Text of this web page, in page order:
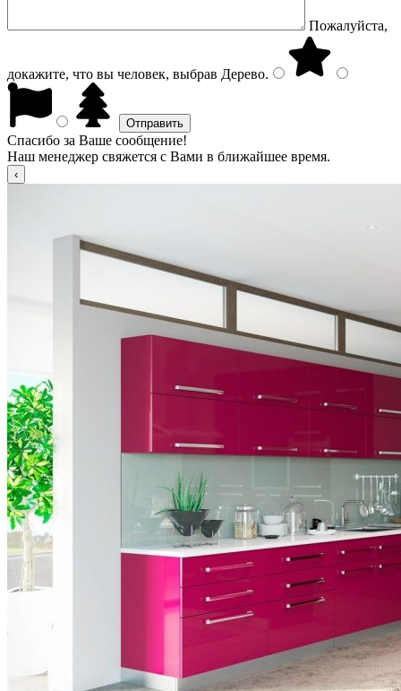
Пожалуйста,
докажите, что вы человек, выбрав Дерево.
Спасибо за Ваше сообщение!
Наш менеджер свяжется с Вами в ближайшее время.